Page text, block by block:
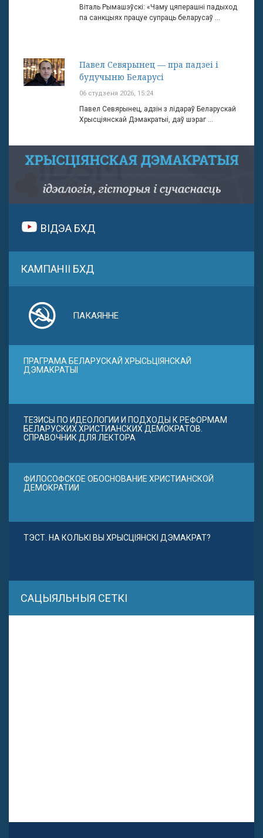
Віталь Рымашэўскі: «Чаму цяперашні падыход
па санкцыях працуе супраць беларусаў ...
Павел Севярынец — пра падзеі і
будучыню Беларусі
06 студзеня 2026, 15:24
Павел Севярынец, адзін з лідараў Беларускай
Хрысціянскай Дэмакратыі, даў шэраг ...
ВІДЭА БХД
КАМПАНІІ БХД
ПАКАЯННЕ
ПРАГРАМА БЕЛАРУСКАЙ ХРЫСЬЦІЯНСКАЙ
ДЭМАКРАТЫІ
ТЕЗИСЫ ПО ИДЕОЛОГИИ И ПОДХОДЫ К РЕФОРМАМ
БЕЛАРУСКИХ ХРИСТИАНСКИХ ДЕМОКРАТОВ.
СПРАВОЧНИК ДЛЯ ЛЕКТОРА
ФИЛОСОФСКОЕ ОБОСНОВАНИЕ ХРИСТИАНСКОЙ
ДЕМОКРАТИИ
ТЭСТ. НА КОЛЬКІ ВЫ ХРЫСЦІЯНСКІ ДЭМАКРАТ?
САЦЫЯЛЬНЫЯ СЕТКІ